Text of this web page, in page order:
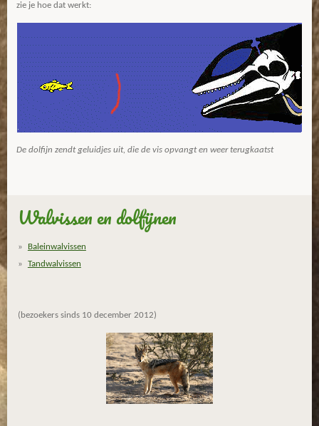
zie je hoe dat werkt:
De dolfijn zendt geluidjes uit, die de vis opvangt en weer terugkaatst
Walvissen en dolfijnen
Baleinwalvissen
Tandwalvissen
(bezoekers sinds 10 december 2012)